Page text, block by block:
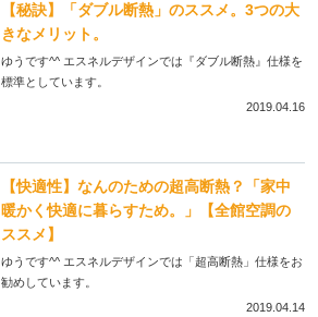
【秘訣】「ダブル断熱」のススメ。3つの大
きなメリット。
ゆうです^^ エスネルデザインでは『ダブル断熱』仕様を
標準としています。
2019.04.16
【快適性】なんのための超高断熱？「家中
暖かく快適に暮らすため。」【全館空調の
ススメ】
ゆうです^^ エスネルデザインでは「超高断熱」仕様をお
勧めしています。
2019.04.14